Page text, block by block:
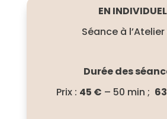
EN INDIVIDUEL
Séance à l’Atelier
Durée des
Prix : 45 € – 50 min ;